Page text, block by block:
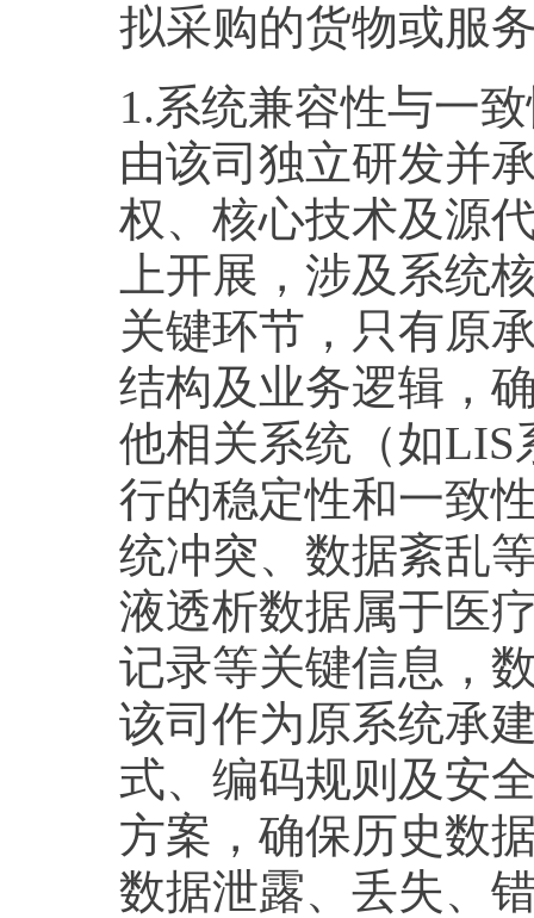
拟采购的货物或
1.系统兼容性与一
由该司独立研发并
权、核心技术及源
上开展，涉及系统
关键环节，只有原
结构及业务逻辑，
他相关系统（如LIS
行的稳定性和一致
统冲突、数据紊乱
液透析数据属于医
记录等关键信息，
该司作为原系统承
式、编码规则及安
方案，确保历史数
数据泄露、丢失、